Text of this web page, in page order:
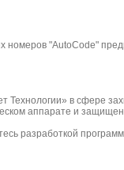
"AutoCode"
Технологии» в сфере
аппарате и
разработкой